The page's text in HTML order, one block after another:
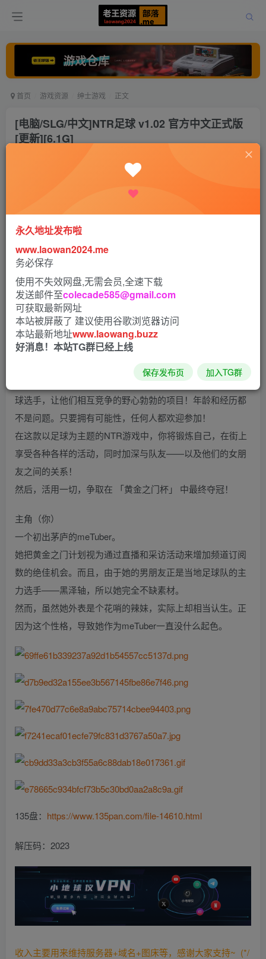
首页 游戏资源 绅士游戏 正文
[电脑/SLG/中文]NTR足球 v1.02 官方中文正式版
[更新][6.1G]
NTR足球 v1.02 官方中文正式版
（NTRサッカー）
来把足球队友给NTR了吧！！
「黄金之门计划」——这是一个从全国各地召集有潜力的足
球选手，让他们相互竞争的野心勃勃的项目！年龄和经历都
不是问题。只要拥有可能性，任何人都欢迎参加！
在这款以足球为主题的NTR游戏中，你将锻炼自己，在街上
享受各种各样的活动，同时加深与队友——以及他们的女朋
友之间的关系！
然后，活用一切，争取在 「黄金之门杯」 中最终夺冠！
主角（你）
一个初出茅庐的meTuber。
她把黄金之门计划视为通过直播和采访活动来增加频道订阅
数的绝佳机会。而且，由于她的男朋友正是当地足球队的主
力选手——黑泽轴，所以她完全不缺素材。
然而，虽然她外表是个花哨的辣妹，实际上却相当认生。正
因为这个性格，导致她作为meTuber一直没什么起色。
135盘： https://www.135pan.com/file-14610.html
解压码：2023
收入主要用来维持服务器+域名+图床等，感谢大家支持~ (*/
永久地址发布啦
www.laowan2024.me
务必保存
使用不失效网盘,无需会员,全速下载
发送邮件至colecade585@gmail.com
可获取最新网址
本站被屏蔽了 建议使用谷歌浏览器访问
本站最新地址www.laowang.buzz
好消息！本站TG群已经上线
保存发布页 加入TG群